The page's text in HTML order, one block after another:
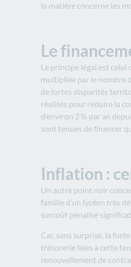
la matière concerne les
Le
Le principe légal est
multipliée par le nombre
de fortes disparités
réalisés pour réduire la
d’environ 2 % par an
sont tenues de financer
Inflation :
Un autre point noir
famille d’un lycéen très
surcoût pénalise
Car, sans surprise, la
trésorerie liées à cette
renouvellement de